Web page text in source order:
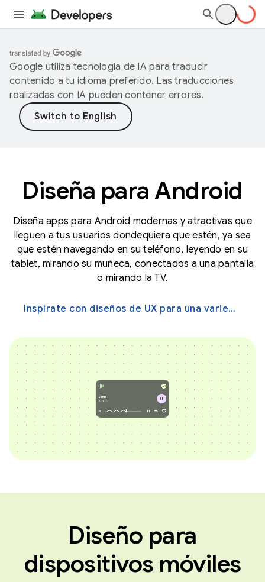
Google utiliza tecnología de IA para traducir
contenido a tu idioma preferido. Las traducciones
realizadas con IA pueden contener errores.
Diseña para Android
Diseña apps para Android modernas y atractivas que
lleguen a tus usuarios dondequiera que estén, ya sea
que estén navegando en su teléfono, leyendo en su
tablet, mirando su muñeca, conectados a una pantalla
o mirando la TV.
Inspírate con diseños de UX para una variedad de pantallas →
Diseño para
dispositivos móviles